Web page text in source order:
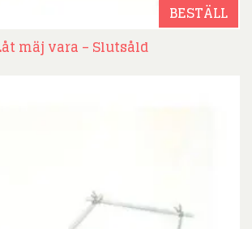
BESTÄLL
mäj vara – Slutsåld